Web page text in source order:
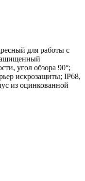
для работы с
угол обзора 90°;
искрозащиты; IP68,
из оцинкованной